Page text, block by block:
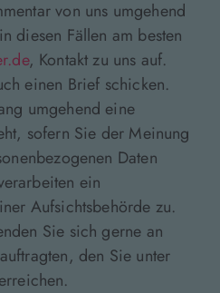
von uns umgehend
diesen Fällen am besten
, Kontakt zu uns auf.
einen Brief schicken.
umgehend eine
sofern Sie der Meinung
Daten
ein
Aufsichtsbehörde zu.
Sie sich gerne an
den Sie unter
erreichen.